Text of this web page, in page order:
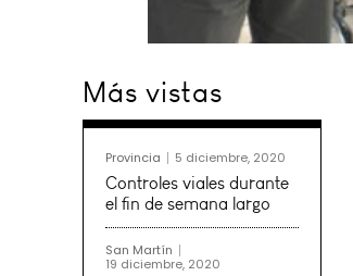
Más vistas
Provincia 5 diciembre, 2020
Controles viales durante
el fin de semana largo
San Martín
19 diciembre, 2020